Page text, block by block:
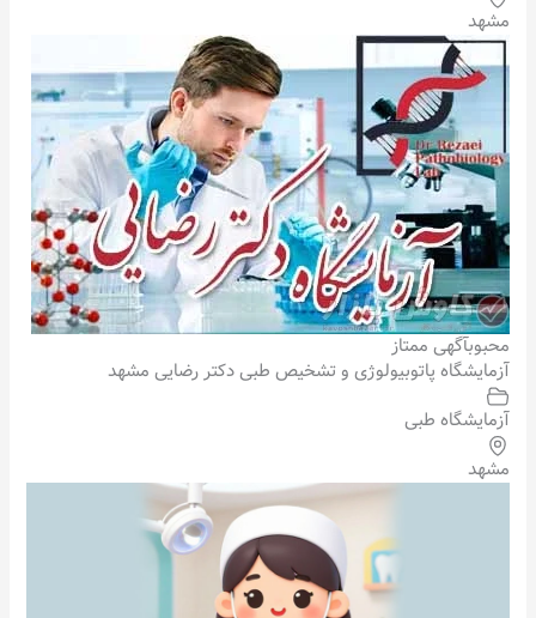
مشهد
محبوبآگهی ممتاز
آزمایشگاه پاتوبیولوژی و تشخیص طبی دکتر رضایی مشهد
آزمایشگاه طبی
مشهد